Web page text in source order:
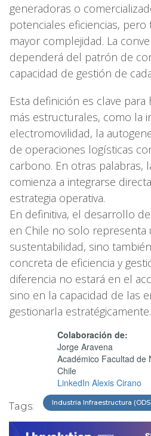
generadoras o
potenciales eficiencias,
mayor complejidad. La
dependerá del patrón de
capacidad de gestión de
Esta definición es clave
más estructurales, como la
electromovilidad, la
de operaciones logísticas
carbono. En otras palabras,
comienza a integrarse
estrategia operativa.
En definitiva, el desarrollo
en Chile no solo representa
sustentabilidad, sino
concreta de eficiencia y
diferencia no estará en el
sino en la capacidad de las
gestionarla estratégicamente.
Colaboración de:
Jorge Aravena
Académico Facultad de
Chile
LinkedIn Alexis Cirano
Tags: Industria Infraestructura